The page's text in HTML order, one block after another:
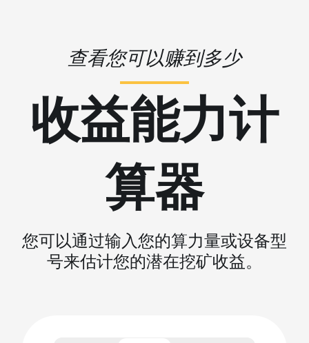
查看您可以赚到多少
收益能力计
算器
您可以通过输入您的算力量或设备型
号来估计您的潜在挖矿收益。